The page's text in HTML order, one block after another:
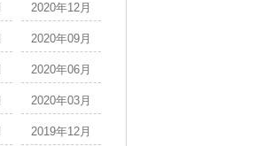
2020年12月
2020年09月
2020年06月
2020年03月
2019年12月